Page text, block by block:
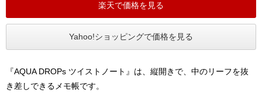
楽天で価格を見る
Yahoo!ショッピングで価格を見る
『AQUA DROPs ツイストノート』は、縦開きで、中のリーフを抜
き差しできるメモ帳です。